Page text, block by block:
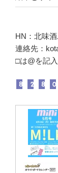
HN：北味
連絡先：
□は@を記